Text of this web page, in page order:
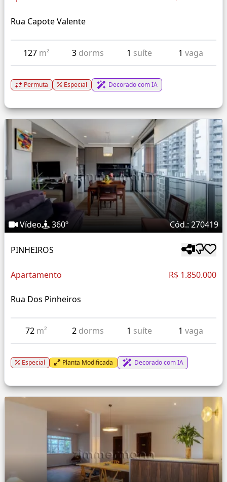
Rua Capote Valente
127 m² 3 dorms 1 suíte 1 vaga
Permuta Especial Decorado com IA
Vídeo 360º Cód.: 270419
PINHEIROS
Apartamento R$ 1.850.000
Rua Dos Pinheiros
72 m² 2 dorms 1 suíte 1 vaga
Especial Planta Modificada Decorado com IA